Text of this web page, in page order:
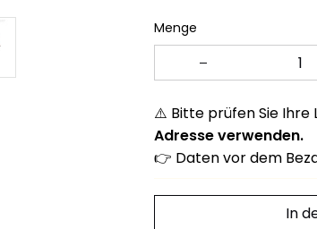
Menge
⚠️ Bitte prüfen Sie Ihre
Adresse verwenden.
👉 Daten vor dem
In